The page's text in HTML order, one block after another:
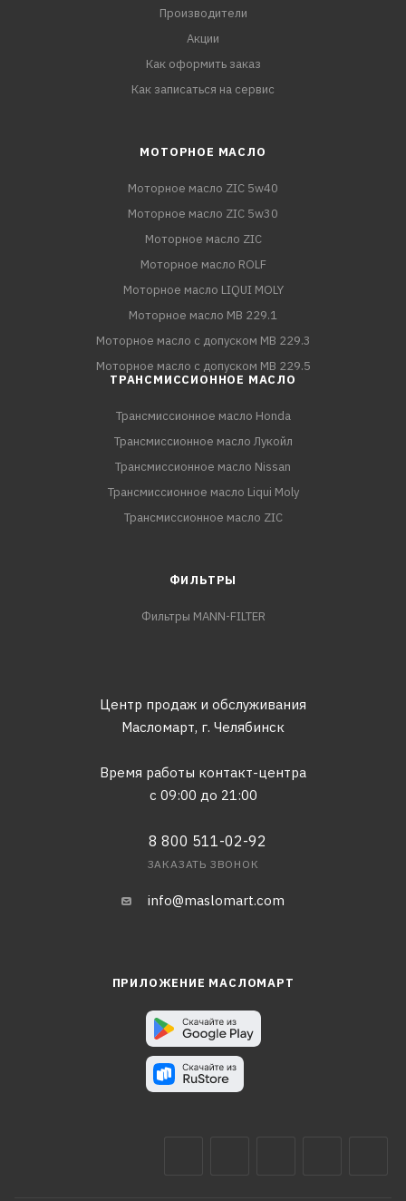
Производители
Акции
Как оформить заказ
Как записаться на сервис
МОТОРНОЕ МАСЛО
Моторное масло ZIC 5w40
Моторное масло ZIC 5w30
Моторное масло ZIC
Моторное масло ROLF
Моторное масло LIQUI MOLY
Моторное масло MB 229.1
Моторное масло с допуском MB 229.3
Моторное масло с допуском MB 229.5
ТРАНСМИССИОННОЕ МАСЛО
Трансмиссионное масло Honda
Трансмиссионное масло Лукойл
Трансмиссионное масло Nissan
Трансмиссионное масло Liqui Moly
Трансмиссионное масло ZIC
ФИЛЬТРЫ
Фильтры MANN-FILTER
Центр продаж и обслуживания
Масломарт, г. Челябинск
Время работы контакт-центра
с 09:00 до 21:00
8 800 511-02-92
ЗАКАЗАТЬ ЗВОНОК
info@maslomart.com
ПРИЛОЖЕНИЕ МАСЛОМАРТ